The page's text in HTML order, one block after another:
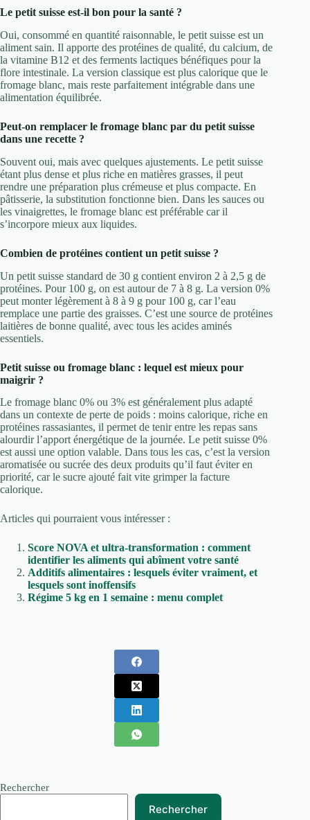
Le petit suisse est-il bon pour la santé ?
Oui, consommé en quantité raisonnable, le petit suisse est un
aliment sain. Il apporte des protéines de qualité, du calcium, de
la vitamine B12 et des ferments lactiques bénéfiques pour la
flore intestinale. La version classique est plus calorique que le
fromage blanc, mais reste parfaitement intégrable dans une
alimentation équilibrée.
Peut-on remplacer le fromage blanc par du petit suisse
dans une recette ?
Souvent oui, mais avec quelques ajustements. Le petit suisse
étant plus dense et plus riche en matières grasses, il peut
rendre une préparation plus crémeuse et plus compacte. En
pâtisserie, la substitution fonctionne bien. Dans les sauces ou
les vinaigrettes, le fromage blanc est préférable car il
s’incorpore mieux aux liquides.
Combien de protéines contient un petit suisse ?
Un petit suisse standard de 30 g contient environ 2 à 2,5 g de
protéines. Pour 100 g, on est autour de 7 à 8 g. La version 0%
peut monter légèrement à 8 à 9 g pour 100 g, car l’eau
remplace une partie des graisses. C’est une source de protéines
laitières de bonne qualité, avec tous les acides aminés
essentiels.
Petit suisse ou fromage blanc : lequel est mieux pour
maigrir ?
Le fromage blanc 0% ou 3% est généralement plus adapté
dans un contexte de perte de poids : moins calorique, riche en
protéines rassasiantes, il permet de tenir entre les repas sans
alourdir l’apport énergétique de la journée. Le petit suisse 0%
est aussi une option valable. Dans tous les cas, c’est la version
aromatisée ou sucrée des deux produits qu’il faut éviter en
priorité, car le sucre ajouté fait vite grimper la facture
calorique.
Articles qui pourraient vous intéresser :
Score NOVA et ultra-transformation : comment
identifier les aliments qui abîment votre santé
Additifs alimentaires : lesquels éviter vraiment, et
lesquels sont inoffensifs
Régime 5 kg en 1 semaine : menu complet
Rechercher
Rechercher